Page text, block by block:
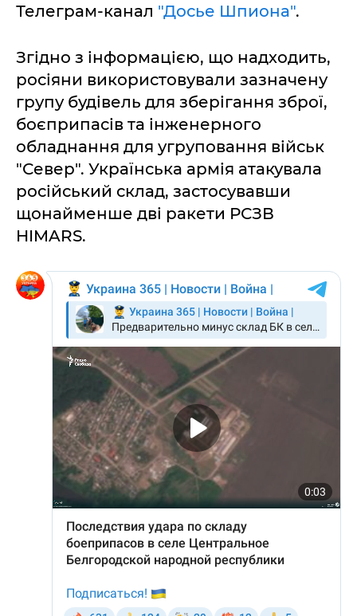
Телеграм-канал "Досье Шпиона".
Згідно з інформацією, що надходить,
росіяни використовували зазначену
групу будівель для зберігання зброї,
боєприпасів та інженерного
обладнання для угруповання військ
"Север". Українська армія атакувала
російський склад, застосувавши
щонайменше дві ракети РСЗВ
HIMARS.